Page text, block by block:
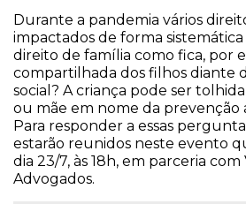
Durante a pandemia vários
impactados de forma
direito de família como fica, por
compartilhada dos filhos diante
social? A criança pode ser
ou mãe em nome da prevenção
Para responder a essas
estarão reunidos neste evento
dia 23/7, às 18h, em parceria com
Advogados.